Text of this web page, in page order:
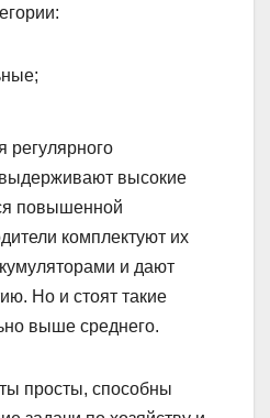
регулярного
высокие
повышенной
комплектуют их
и дают
Но и стоят такие
выше среднего.
просты, способны